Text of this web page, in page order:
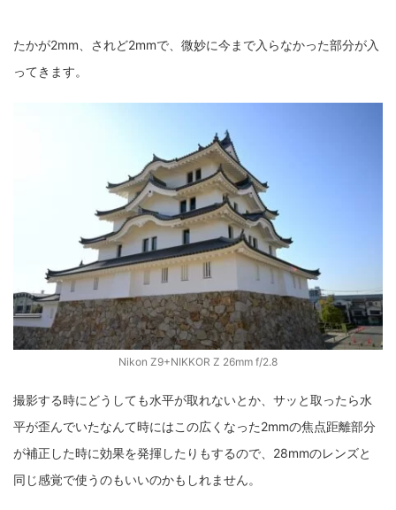
たかが2mm、されど2mmで、微妙に今まで入らなかった部分が入
ってきます。
Nikon Z9+NIKKOR Z 26mm f/2.8
撮影する時にどうしても水平が取れないとか、サッと取ったら水
平が歪んでいたなんて時にはこの広くなった2mmの焦点距離部分
が補正した時に効果を発揮したりもするので、28mmのレンズと
同じ感覚で使うのもいいのかもしれません。